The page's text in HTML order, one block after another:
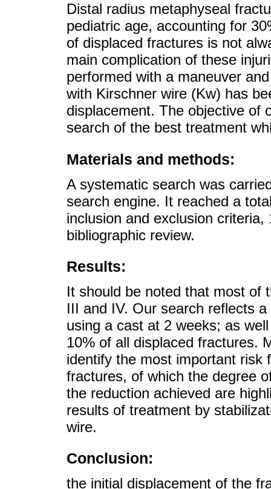
Distal radius metaphyseal
pediatric age, accounting for
of displaced fractures is not
main complication of these
performed with a maneuver
with Kirschner wire (Kw) has
displacement. The objective of
search of the best treatment
Materials and methods:
A systematic search was
search engine. It reached a
inclusion and exclusion
bibliographic review.
Results:
It should be noted that most of
III and IV. Our search reflects
using a cast at 2 weeks; as
10% of all displaced fractures.
identify the most important risk
fractures, of which the degree
the reduction achieved are
results of treatment by
wire.
Conclusion:
the initial displacement of the